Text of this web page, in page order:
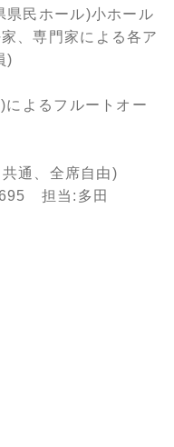
県民ホール)小ホール
、専門家による各ア
)
によるフルートオー
通、全席自由)
担当:多田